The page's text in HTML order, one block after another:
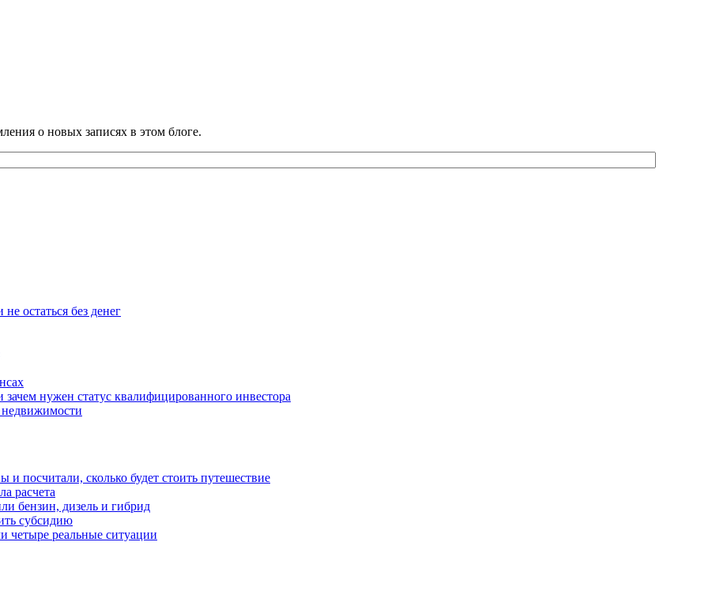
о новых записях в этом блоге.
остаться без денег
нужен статус квалифицированного инвестора
посчитали, сколько будет стоить путешествие
расчета
бензин, дизель и гибрид
субсидию
четыре реальные ситуации